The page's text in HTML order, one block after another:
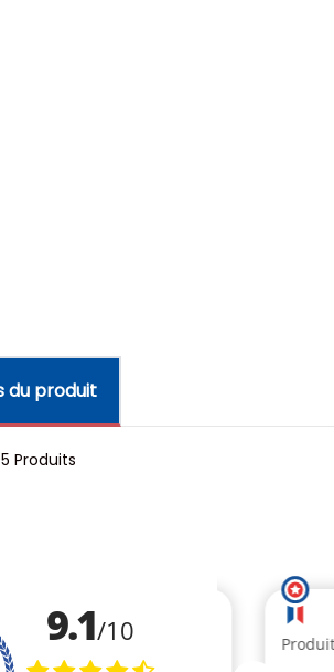
du produit
Produits